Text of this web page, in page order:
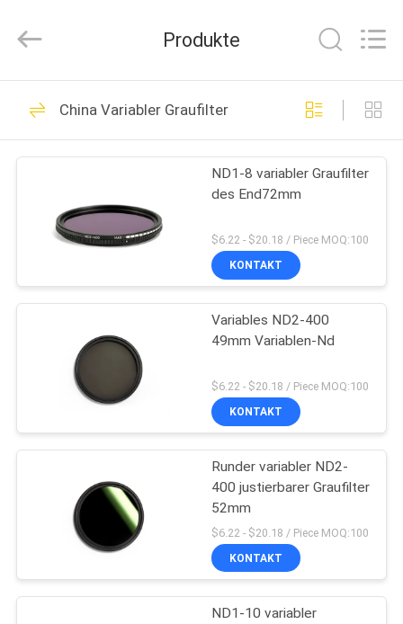
HAUS
PRODUKTE
ÜBER
FABRIK-
AUSFLUG
QUALITÄTSKONTROLLE
TRETEN
VERBINDUNG
Ltd..
Kameraobjektiv-
24
Quadratische
Kamera-Filter
13
UVkamera-Filter
13
Produkte
China Variabler Graufilter
ND1-8 variabler Graufilter
des End72mm
$6.22 - $20.18 / Piece MOQ:100
KONTAKT
Variables ND2-400
49mm Variablen-Nd
$6.22 - $20.18 / Piece MOQ:100
KONTAKT
Runder variabler ND2-
400 justierbarer Graufilter
52mm
$6.22 - $20.18 / Piece MOQ:100
KONTAKT
ND1-10 variabler